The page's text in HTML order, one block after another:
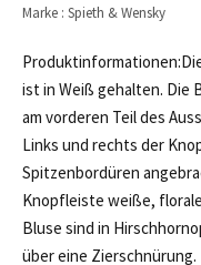
Marke : Spieth & Wensky
ist in Weiß gehalten. Die
am vorderen Teil des
Links und rechts der
Spitzenbordüren
Knopfleiste weiße,
Bluse sind in
über eine Zierschnürung.